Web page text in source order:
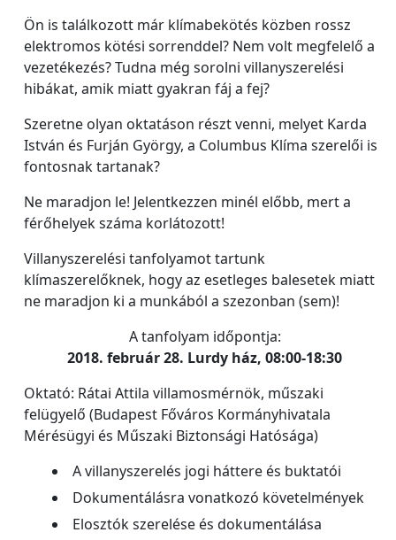
Ön is találkozott már klímabekötés közben rossz
elektromos kötési sorrenddel? Nem volt megfelelő a
vezetékezés? Tudna még sorolni villanyszerelési
hibákat, amik miatt gyakran fáj a fej?
Szeretne olyan oktatáson részt venni, melyet Karda
István és Furján György, a Columbus Klíma szerelői is
fontosnak tartanak?
Ne maradjon le! Jelentkezzen minél előbb, mert a
férőhelyek száma korlátozott!
Villanyszerelési tanfolyamot tartunk
klímaszerelőknek, hogy az esetleges balesetek miatt
ne maradjon ki a munkából a szezonban (sem)!
A tanfolyam időpontja:
2018. február 28. Lurdy ház, 08:00-18:30
Oktató: Rátai Attila villamosmérnök, műszaki
felügyelő (Budapest Főváros Kormányhivatala
Mérésügyi és Műszaki Biztonsági Hatósága)
A villanyszerelés jogi háttere és buktatói
Dokumentálásra vonatkozó követelmények
Elosztók szerelése és dokumentálása